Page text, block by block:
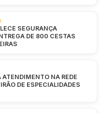
SEGURANÇA
DE 800 CESTAS
NA REDE
DE ESPECIALIDADES